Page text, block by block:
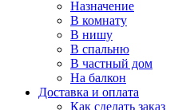
Назначение
В комнату
В нишу
В спальню
В частный дом
На балкон
Доставка и оплата
Как сделать заказ